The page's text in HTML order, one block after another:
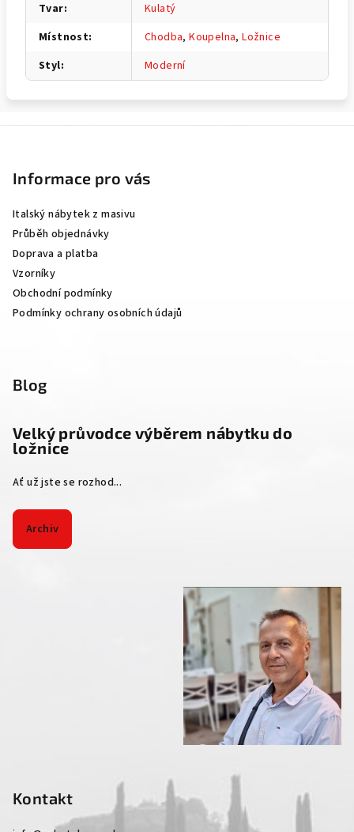
Tvar:
Kulatý
Místnost: Chodba,Koupelna,Ložnice
Styl: Moderní
Informace pro vás
Italský nábytek z masivu
Průběh objednávky
Doprava a platba
Vzorníky
Obchodní podmínky
Podmínky ochrany osobních údajů
Blog
Velký průvodce výběrem nábytku do
ložnice
Ať už jste se rozhod...
Archiv
Kontakt